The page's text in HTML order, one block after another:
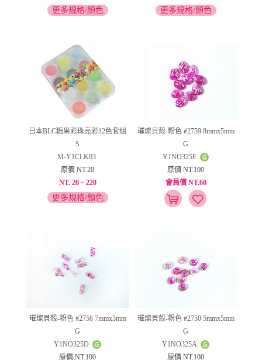
更多規格/顏色 更多規格/顏色
日本BLC糖果彩珠亮彩12色套組
S
M-Y1CLK03
原價 NT.20
NT. 20 ~ 220
更多規格/顏色
璀燦貝殼-粉色 #2759 8mmx5mm
G
Y1NO325E
原價 NT.100
會員價 NT.60
璀燦貝殼-粉色 #2758 7mmx3mm
G
Y1NO325D
原價 NT.100
璀燦貝殼-粉色 #2750 5mmx5mm
G
Y1NO325A
原價 NT.100